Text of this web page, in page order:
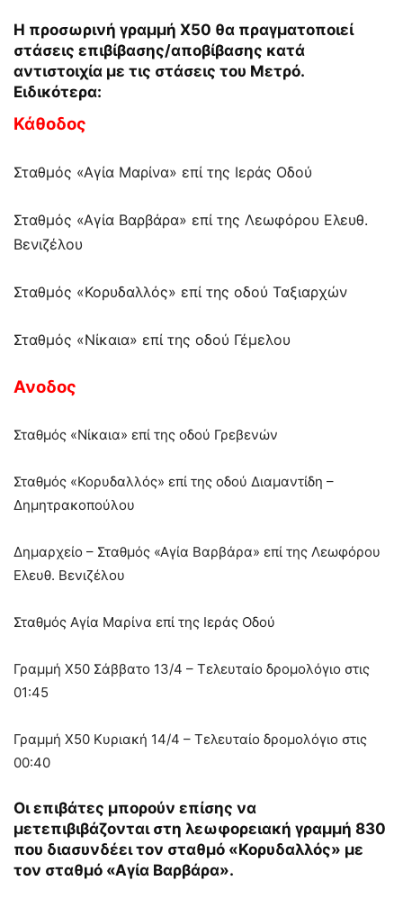
Η προσωρινή γραμμή Χ50 θα πραγματοποιεί
στάσεις επιβίβασης/αποβίβασης κατά
αντιστοιχία με τις στάσεις του Μετρό.
Ειδικότερα:
Κάθοδος
Σταθμός «Αγία Μαρίνα» επί της Ιεράς Οδού
Σταθμός «Αγία Βαρβάρα» επί της Λεωφόρου Ελευθ.
Βενιζέλου
Σταθμός «Κορυδαλλός» επί της οδού Ταξιαρχών
Σταθμός «Νίκαια» επί της οδού Γέμελου
Ανοδος
Σταθμός «Νίκαια» επί της οδού Γρεβενών
Σταθμός «Κορυδαλλός» επί της οδού Διαμαντίδη –
Δημητρακοπούλου
Δημαρχείο – Σταθμός «Αγία Βαρβάρα» επί της Λεωφόρου
Ελευθ. Βενιζέλου
Σταθμός Αγία Μαρίνα επί της Ιεράς Οδού
Γραμμή Χ50 Σάββατο 13/4 – Τελευταίο δρομολόγιο στις
01:45
Γραμμή Χ50 Κυριακή 14/4 – Τελευταίο δρομολόγιο στις
00:40
Οι επιβάτες μπορούν επίσης να
μετεπιβιβάζονται στη λεωφορειακή γραμμή 830
που διασυνδέει τον σταθμό «Κορυδαλλός» με
τον σταθμό «Αγία Βαρβάρα».